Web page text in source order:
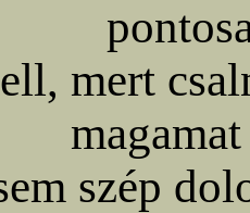
mert
szép